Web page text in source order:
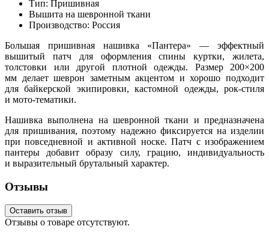
Тип: Пришивная
Вышита на шевронной ткани
Производство: Россия
Большая пришивная нашивка
«Пантера» — эффектный
вышитый патч для оформления спины куртки, жилета,
толстовки или другой плотной одежды. Размер 200×200
мм делает шеврон заметным акцентом и хорошо подходит
для байкерской экипировки, кастомной одежды, рок-стиля
и мото-тематики.
Нашивка выполнена на шевронной ткани и предназначена
для пришивания, поэтому надежно фиксируется на изделии
при повседневной и активной носке. Патч с изображением
пантеры добавит образу силу, грацию, индивидуальность
и выразительный брутальный характер.
Отзывы
Оставить отзыв
Отзывы о товаре отсутствуют.